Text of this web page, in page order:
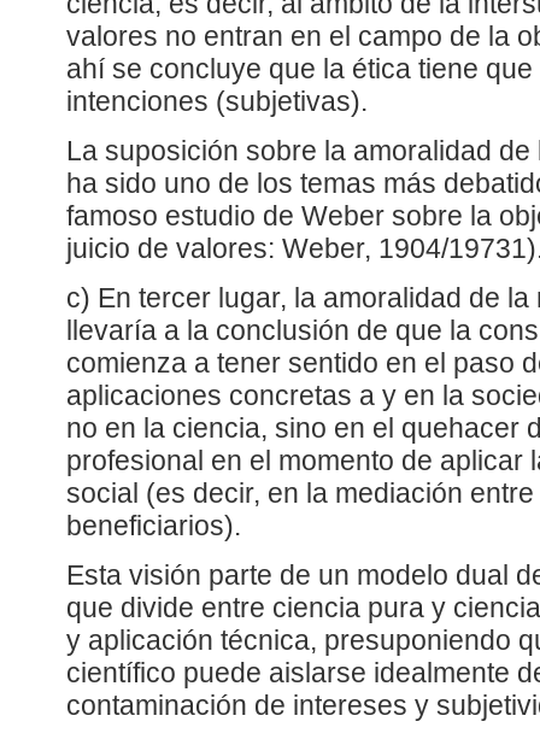
valores no entran en el campo de la
ahí se concluye que la ética tiene
intenciones (subjetivas).
La suposición sobre la amoralidad
ha sido uno de los temas más
famoso estudio de Weber sobre la
juicio de valores: Weber, 1904/
c) En tercer lugar, la amoralidad de
llevaría a la conclusión de que la
comienza a tener sentido en el paso
aplicaciones concretas a y en la
no en la ciencia, sino en el quehacer
profesional en el momento de aplicar
social (es decir, en la mediación
beneficiarios).
Esta visión parte de un modelo dual
que divide entre ciencia pura y
y aplicación técnica, presuponiendo
científico puede aislarse idealmente
contaminación de intereses y